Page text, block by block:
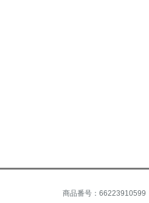
商品番号：66223910599